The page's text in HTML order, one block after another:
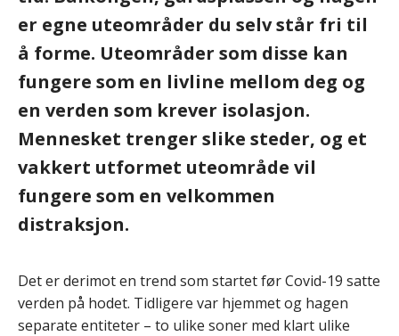
er egne uteområder du selv står fri til
å forme. Uteområder som disse kan
fungere som en livline mellom deg og
en verden som krever isolasjon.
Mennesket trenger slike steder, og et
vakkert utformet uteområde vil
fungere som en velkommen
distraksjon.
Det er derimot en trend som startet før Covid-19 satte
verden på hodet. Tidligere var hjemmet og hagen
separate entiteter – to ulike soner med klart ulike